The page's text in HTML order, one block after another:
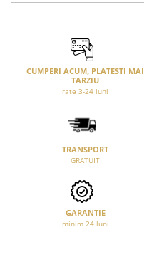
CUMPERI ACUM, PLATESTI MAI
TARZIU
rate 3-24 luni
TRANSPORT
GRATUIT
GARANTIE
minim 24 luni